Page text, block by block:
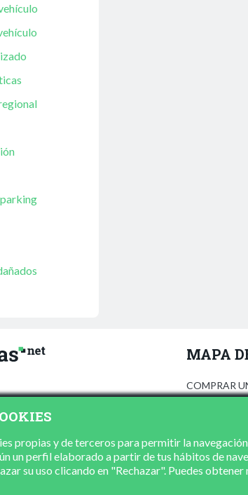
MAPA
COMPRAR
CONTACTO
propias y de terceros para permitir la
un perfil elaborado a partir de tus hábitos de
su uso clicando en "Rechazar". Puedes